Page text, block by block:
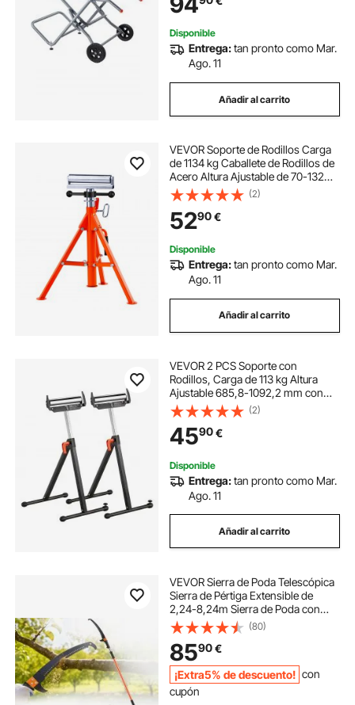
de Mesa, Gris
Disponible
Entrega:tan pronto como Mar.
Ago. 11
Añadir al carrito
VEVOR Soporte de Rodillos Carga
de 1134 kg Caballete de Rodillos de
Acero Altura Ajustable de 70-132
cm Soporte de Caballete Plegable
Soporte de Rodillo para Sierra de
Mesa Amoladora Cepilladora
(2)
5290€
Disponible
Entrega:tan pronto como Mar.
Ago. 11
Añadir al carrito
VEVOR 2 PCS Soporte con
Rodillos, Carga de 113 kg Altura
Ajustable 685,8-1092,2 mm con
Cabezal de Rodillo de Acero Pulido,
para Soporte de Extensión para
Carpintería con Salida de Sierra de
Mesa
(2)
4590€
Disponible
Entrega:tan pronto como Mar.
Ago. 11
Añadir al carrito
VEVOR Sierra de Poda Telescópica
Sierra de Pértiga Extensible de
2,24-8,24m Sierra de Poda con
Hoja de Acero Afilada con 8 Postes
Tijeras de Fibra de Vidrio para
Cortar Ramas Altas para Podar
Palmeras
(80)
8590€
¡Extra5% de descuento! con
cupón